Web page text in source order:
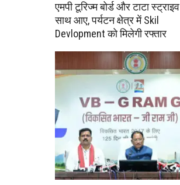
एमपी टूरिज्म बोर्ड और टाटा स्ट्राइव
साथ आए, पर्यटन क्षेत्र में Skil
Devlopment को मिलेगी रफ्तार